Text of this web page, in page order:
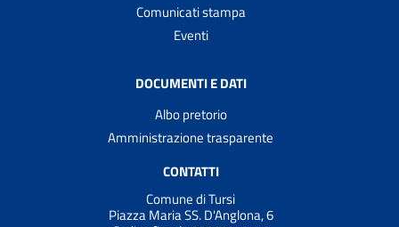
Comunicati stampa
Eventi
DOCUMENTI E DATI
Albo pretorio
Amministrazione trasparente
CONTATTI
Comune di Tursi
Piazza Maria SS. D'Anglona, 6